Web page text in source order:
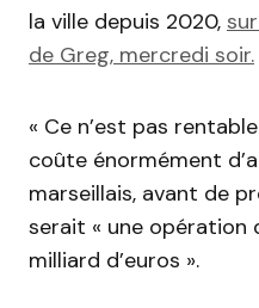
la ville depuis 2020,
de Greg, mercredi soir.
« Ce n’est pas
coûte énormément
marseillais, avant de
serait « une opération
milliard d’euros ».